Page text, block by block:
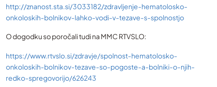
http://znanost.sta.si/3033182/zdravljenje-hematolosko-
onkoloskih-bolnikov-lahko-vodi-v-tezave-s-spolnostjo
O dogodku so poročali tudi na MMC RTVSLO:
https://www.rtvslo.si/zdravje/spolnost-hematolosko-
onkoloskih-bolnikov-tezave-so-pogoste-a-bolniki-o-njih-
redko-spregovorijo/626243